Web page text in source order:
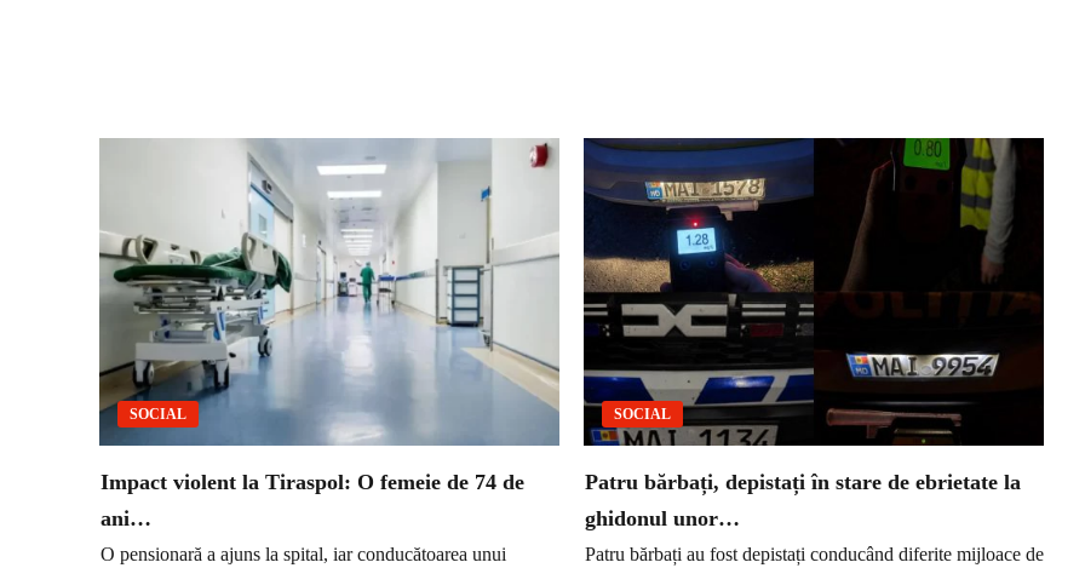
SOCIAL
Impact violent la Tiraspol: O femeie de 74 de
ani…
O pensionară a ajuns la spital, iar conducătoarea unui
SOCIAL
Patru bărbați, depistați în stare de ebrietate la
ghidonul unor…
Patru bărbați au fost depistați conducând diferite mijloace de